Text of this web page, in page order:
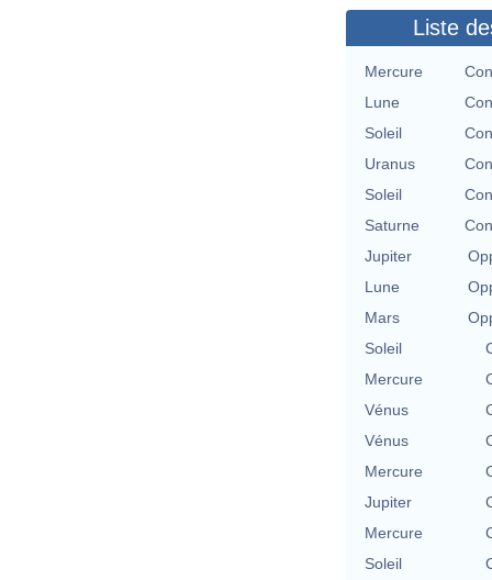
Liste
Mercure
Lune
Soleil
Uranus
Soleil
Saturne
Jupiter
Lune
Mars
Soleil
Mercure
Vénus
Vénus
Mercure
Jupiter
Mercure
Soleil